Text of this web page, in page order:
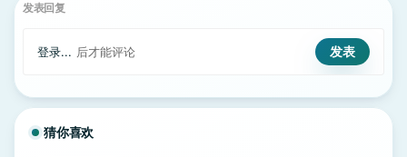
发表回复
登录... 后才能评论
猜你喜欢